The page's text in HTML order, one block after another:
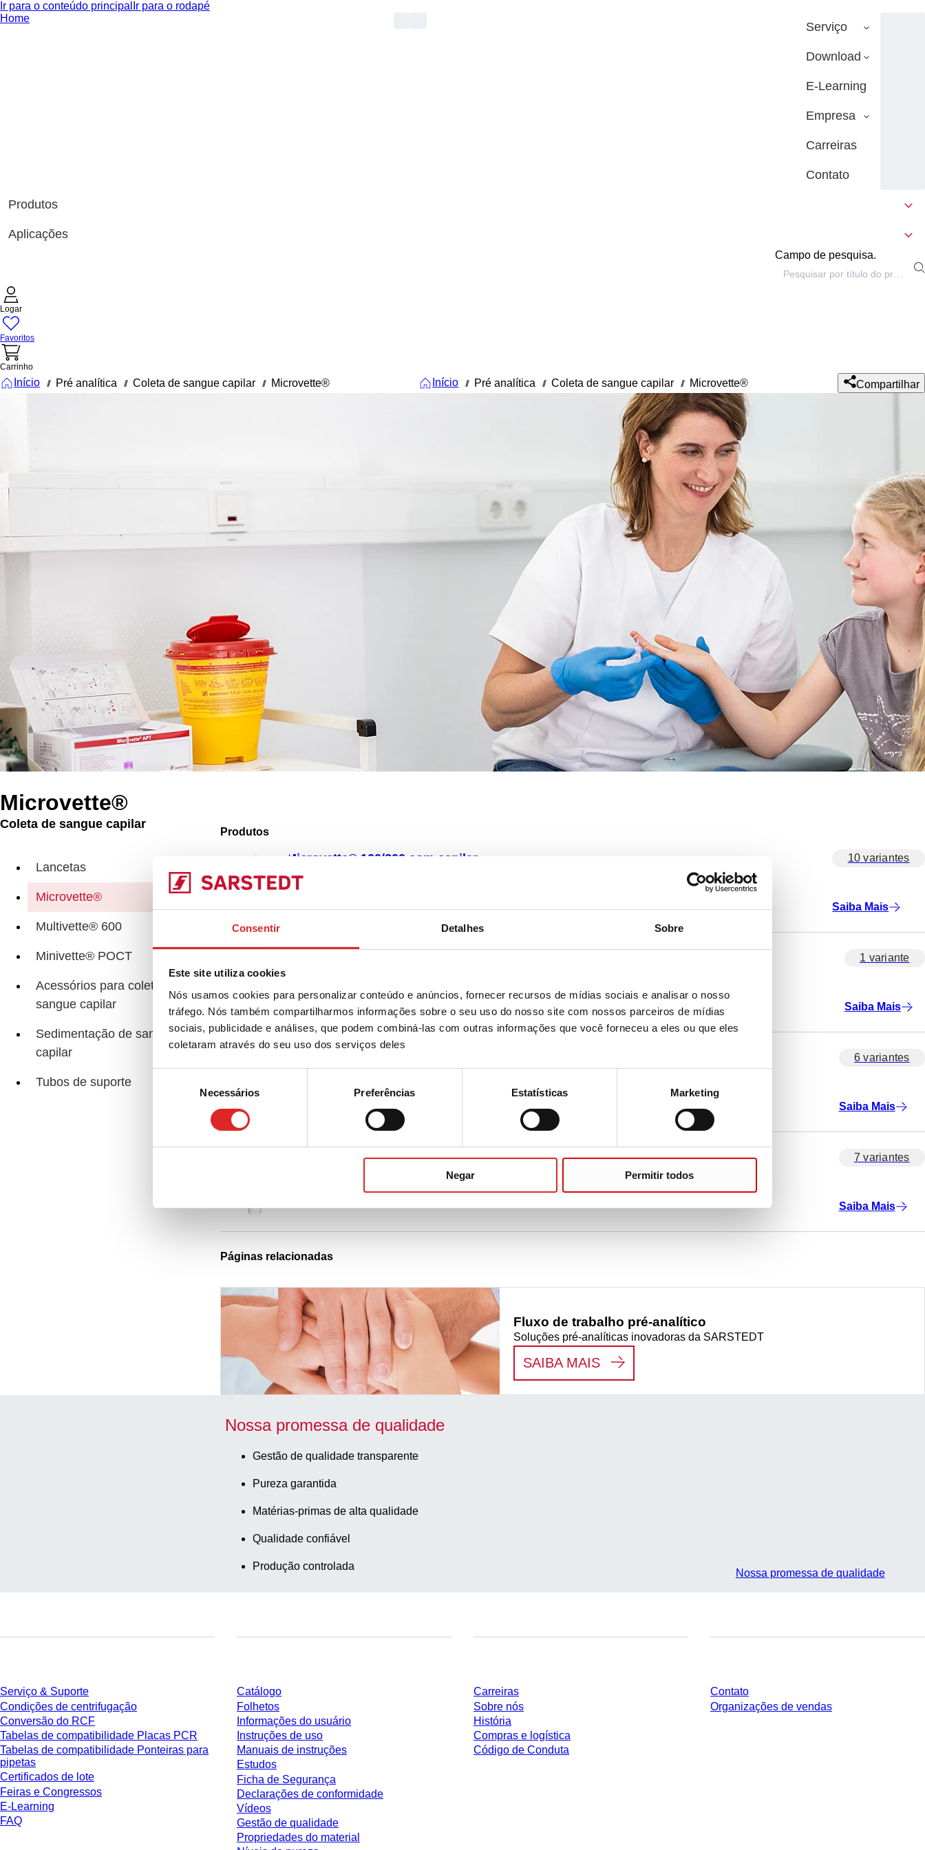
Consentir Detalhes Sobre
Este site utiliza cookies
Nós usamos cookies para personalizar conteúdo e anúncios, fornecer recursos de mídias sociais e analisar o nosso
tráfego. Nós também compartilharmos informações sobre o seu uso do nosso site com nossos parceiros de mídias
sociais, publicidade e análises, que podem combiná-las com outras informações que você forneceu a eles ou que eles
coletaram através do seu uso dos serviços deles
consentimento
Necessários Preferências Estatísticas Marketing
Negar Permitir todos
Ir para o conteúdo principal Ir para o rodapé
Home
Serviço
Download
E-Learning
Empresa
Carreiras
Contato
Produtos
Aplicações
Campo de pesquisa.
Logar
Favoritos
Carrinho
Início /// Pré analítica /// Coleta de sangue capilar /// Microvette® Início /// Pré analítica /// Coleta de sangue capilar /// Microvette® Compartilhar
Microvette®
Coleta de sangue capilar
Lancetas
Microvette®
Multivette® 600
Minivette® POCT
Acessórios para coleta de
sangue capilar
Sedimentação de sangue
capilar
Tubos de suporte
Produtos
Microvette® 100/200 com capilar 10 variantes
Saiba Mais
1 variante
Saiba Mais
6 variantes
Saiba Mais
Microvette® 500 com borda de amostragem 7 variantes
Saiba Mais
Páginas relacionadas
Fluxo de trabalho pré-analítico
Soluções pré-analíticas inovadoras da SARSTEDT
SAIBA MAIS: FLUXO DE TRABALHO PRÉ-ANALÍTICO
Nossa promessa de qualidade
Gestão de qualidade transparente
Pureza garantida
Matérias-primas de alta qualidade
Qualidade confiável
Produção controlada
Nossa promessa de qualidade
Serviço & Suporte
Condições de centrifugação
Conversão do RCF
Tabelas de compatibilidade Placas PCR
Tabelas de compatibilidade Ponteiras para
pipetas
Certificados de lote
Feiras e Congressos
E-Learning
FAQ
Catálogo
Folhetos
Informações do usuário
Instruções de uso
Manuais de instruções
Estudos
Ficha de Segurança
Declarações de conformidade
Vídeos
Gestão de qualidade
Propriedades do material
Carreiras
Sobre nós
História
Compras e logística
Código de Conduta
Contato
Organizações de vendas